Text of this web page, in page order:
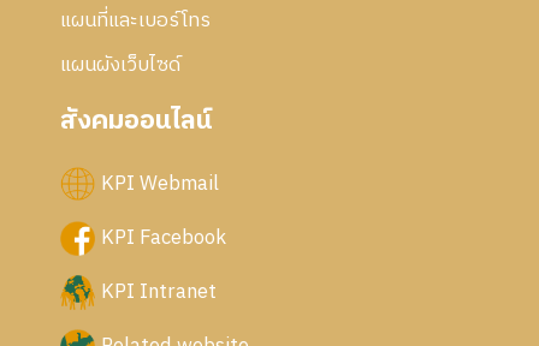
แผนที่และเบอร์โทร
แผนผังเว็บไซด์
สังคมออนไลน์
KPI Webmail
KPI Facebook
KPI Intranet